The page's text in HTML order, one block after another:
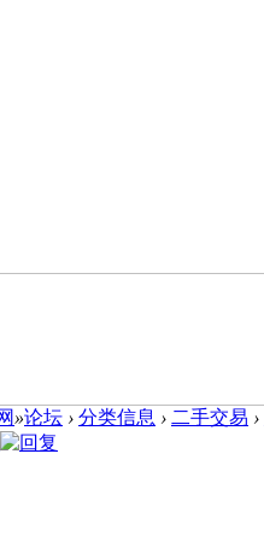
»论坛 › 分类信息 › 二手交易 ›